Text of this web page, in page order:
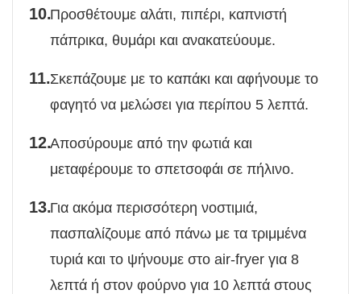
Προσθέτουμε αλάτι, πιπέρι, καπνιστή
πάπρικα, θυμάρι και ανακατεύουμε.
Σκεπάζουμε με το καπάκι και αφήνουμε το
φαγητό να μελώσει για περίπου 5 λεπτά.
Αποσύρουμε από την φωτιά και
μεταφέρουμε το σπετσοφάι σε πήλινο.
Για ακόμα περισσότερη νοστιμιά,
πασπαλίζουμε από πάνω με τα τριμμένα
τυριά και το ψήνουμε στο air-fryer για 8
λεπτά ή στον φούρνο για 10 λεπτά στους